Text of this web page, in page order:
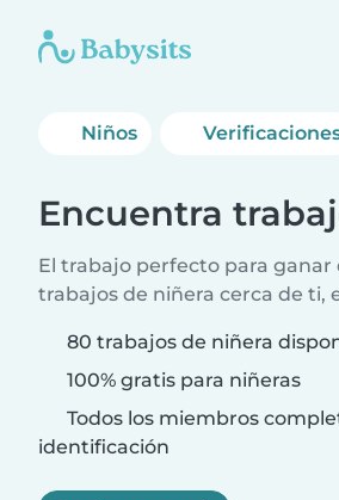
Niños
Encuentra
El trabajo perfecto para
trabajos de niñera cerca de ti,
80 trabajos de niñera
100% gratis para niñeras
Todos los miembros
identificación